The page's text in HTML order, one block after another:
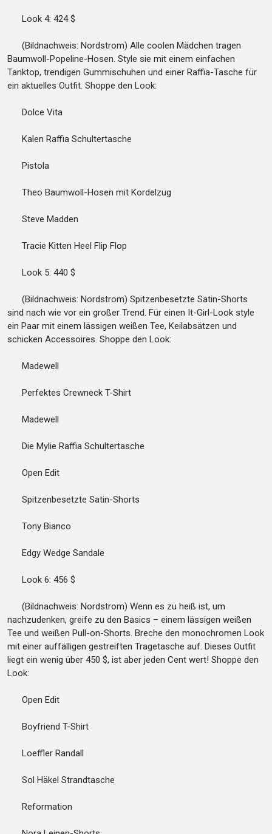
Look 4: 424 $
(Bildnachweis: Nordstrom) Alle coolen Mädchen tragen
Baumwoll-Popeline-Hosen. Style sie mit einem einfachen
Tanktop, trendigen Gummischuhen und einer Raffia-Tasche für
ein aktuelles Outfit. Shoppe den Look:
Dolce Vita
Kalen Raffia Schultertasche
Pistola
Theo Baumwoll-Hosen mit Kordelzug
Steve Madden
Tracie Kitten Heel Flip Flop
Look 5: 440 $
(Bildnachweis: Nordstrom) Spitzenbesetzte Satin-Shorts
sind nach wie vor ein großer Trend. Für einen It-Girl-Look style
ein Paar mit einem lässigen weißen Tee, Keilabsätzen und
schicken Accessoires. Shoppe den Look:
Madewell
Perfektes Crewneck T-Shirt
Madewell
Die Mylie Raffia Schultertasche
Open Edit
Spitzenbesetzte Satin-Shorts
Tony Bianco
Edgy Wedge Sandale
Look 6: 456 $
(Bildnachweis: Nordstrom) Wenn es zu heiß ist, um
nachzudenken, greife zu den Basics – einem lässigen weißen
Tee und weißen Pull-on-Shorts. Breche den monochromen Look
mit einer auffälligen gestreiften Tragetasche auf. Dieses Outfit
liegt ein wenig über 450 $, ist aber jeden Cent wert! Shoppe den
Look:
Open Edit
Boyfriend T-Shirt
Loeffler Randall
Sol Häkel Strandtasche
Reformation